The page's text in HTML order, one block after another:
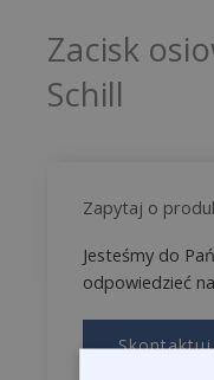
Zacisk
Schill
Zapytaj o
Jesteśmy do
odpowiedzieć